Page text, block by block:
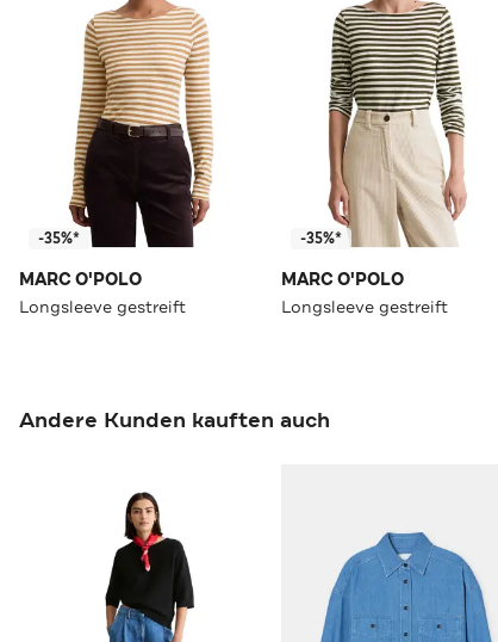
-35%*
MARC O'POLO
Longsleeve gestreift
-35%*
MARC O'POLO
Longsleeve gestreift
Andere Kunden kauften auch